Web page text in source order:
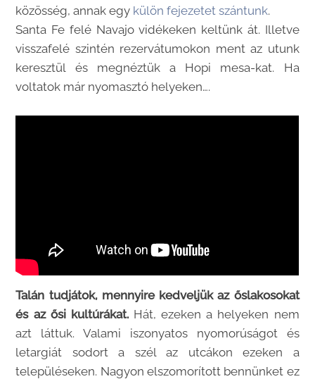
közösség, annak egy külön fejezetet szántunk.
Santa Fe felé Navajo vidékeken keltünk át. Illetve
visszafelé szintén rezervátumokon ment az utunk
keresztül és megnéztük a Hopi mesa-kat. Ha
voltatok már nyomasztó helyeken….
Talán tudjátok, mennyire kedveljük az őslakosokat
és az ősi kultúrákat.Hát, ezeken a helyeken nem
azt láttuk. Valami iszonyatos nyomorúságot és
letargiát sodort a szél az utcákon ezeken a
településeken. Nagyon elszomorított bennünket ez